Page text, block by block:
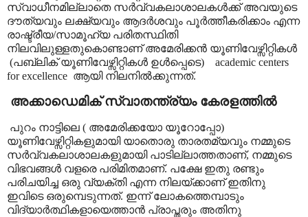
സ്വാധീനമില്ലാതെ സർവ്വകലാശാലകൾക്ക് അവയുടെ
ദൗത്യവും ലക്ഷ്യവും ആദർശവും പൂർത്തീകരിക്കാം എന്ന
രാഷ്ട്രീയ/സാമൂഹ്യ പരിതസ്ഥിതി
നിലവിലുള്ളതുകൊണ്ടാണ് അമേരിക്കൻ യൂണിവേഴ്സിറ്റികൾ
(പബ്ലിക് യൂണിവേഴ്സിറ്റികൾ ഉൾപ്പെടെ)
academic centers
for excellence ആയി നിലനിൽക്കുന്നത്.
അക്കാഡെമിക് സ്വാതന്ത്ര്യം കേരളത്തിൽ
പുറം നാട്ടിലെ ( അമേരിക്കയോ യൂറോപ്പോ)
യൂണിവേഴ്സിറ്റികളുമായി യാതൊരു താരതമ്യവും നമ്മുടെ
സർവ്വകലാശാലകളുമായി പാടില്ലാത്തതാണ്, നമ്മുടെ
വിഭവങ്ങൾ വളരെ പരിമിതമാണ്. പക്ഷേ ഇതു രണ്ടും
പരിചയിച്ച ഒരു വ്യക്തി എന്ന നിലയ്ക്കാണ് ഇതിനു
ഇവിടെ ഒരുമ്പെടുന്നത്. ഇന്ന് ലോകത്തെമ്പാടും
വിദ്യാർത്ഥികളായെത്താൻ പ്രാപ്തരും അതിനു